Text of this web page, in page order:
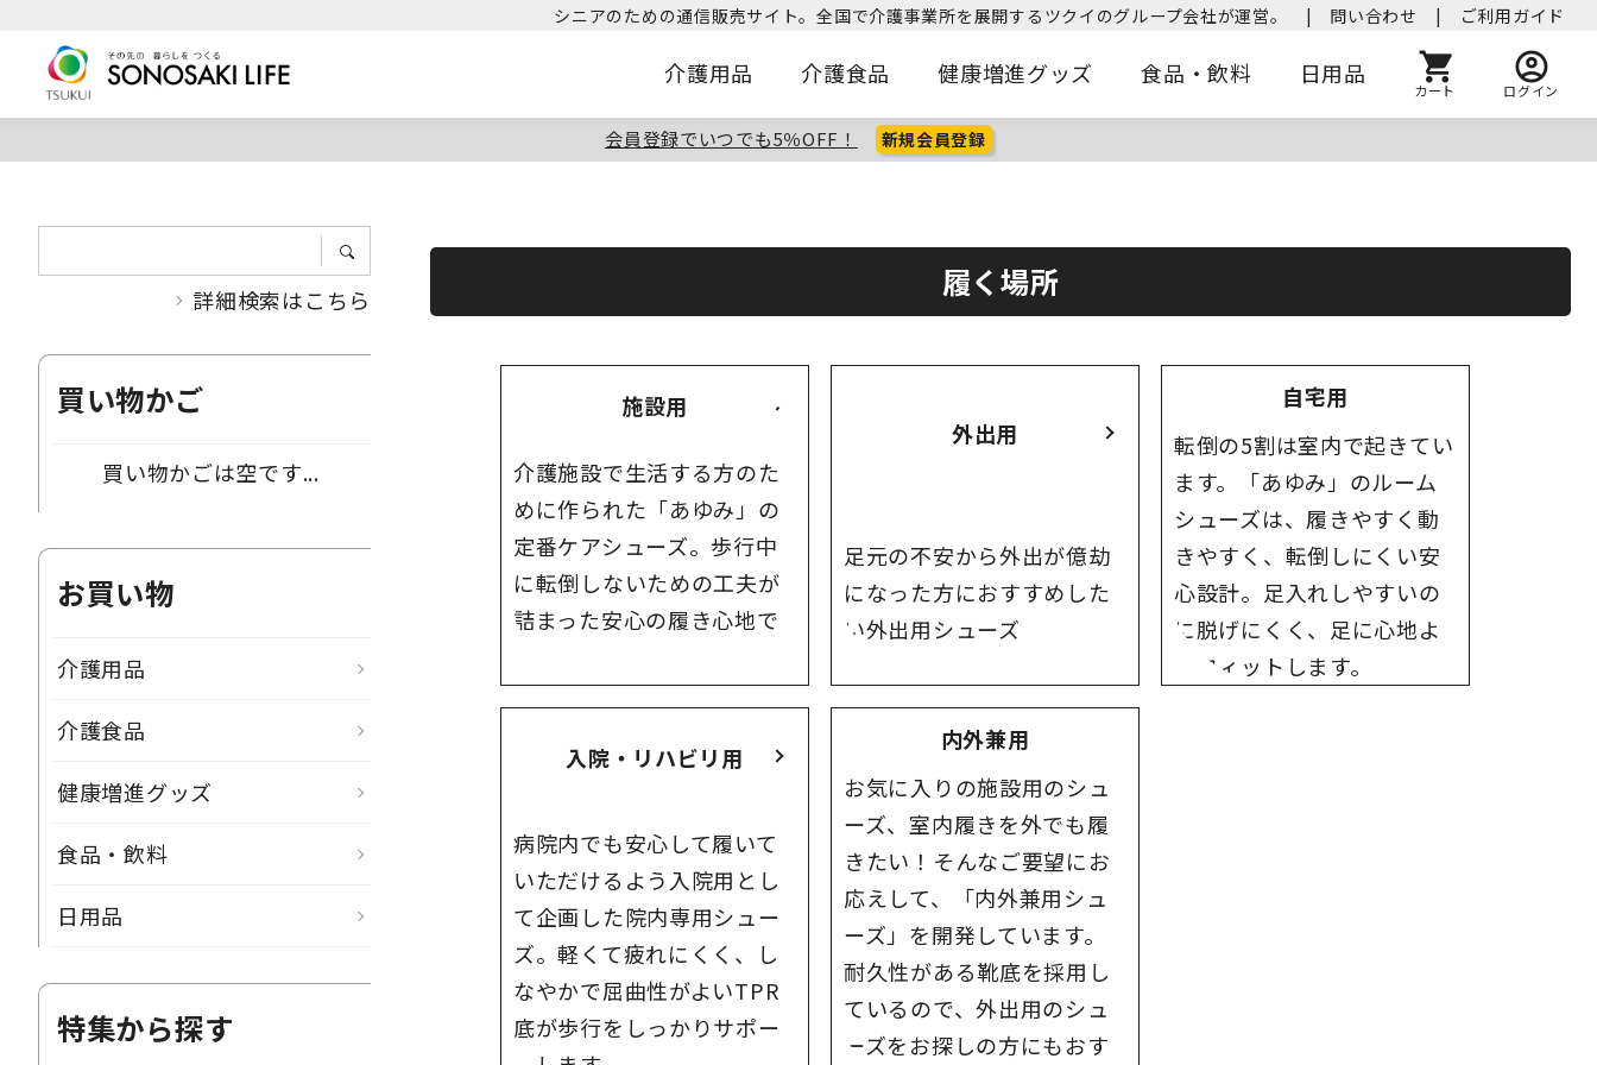
シニアのための通信販売サイト。全国で介護事業所を展開するツクイのグループ会社が運営。 | 問い合わせ | ご利用ガイド
介護用品 介護食品 健康増進グッズ 食品・飲料 日用品
カート ログイン
会員登録でいつでも5％OFF！ 新規会員登録
詳細検索はこちら
買い物かご
買い物かごは空です...
お買い物
介護用品
介護食品
健康増進グッズ
食品・飲料
日用品
特集から探す
履く場所
施設用
介護施設で生活する方のた
めに作られた「あゆみ」の
定番ケアシューズ。歩行中
に転倒しないための工夫が
詰まった安心の履き心地で
外出用
足元の不安から外出が億劫
になった方におすすめした
い外出用シューズ
自宅用
転倒の5割は室内で起きてい
ます。「あゆみ」のルーム
シューズは、履きやすく動
きやすく、転倒しにくい安
心設計。足入れしやすいの
に脱げにくく、足に心地よ
くフィットします。
入院・リハビリ用
病院内でも安心して履いて
いただけるよう入院用とし
て企画した院内専用シュー
ズ。軽くて疲れにくく、し
なやかで屈曲性がよいTPR
底が歩行をしっかりサポー
内外兼用
お気に入りの施設用のシュ
ーズ、室内履きを外でも履
きたい！そんなご要望にお
応えして、「内外兼用シュ
ーズ」を開発しています。
耐久性がある靴底を採用し
ているので、外出用のシュ
ーズをお探しの方にもおす